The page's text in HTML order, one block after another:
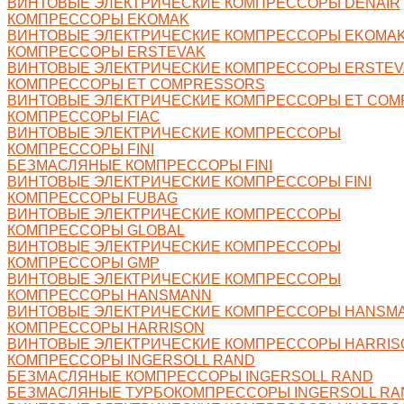
КОМПРЕССОРЫ EKOMAK
ВИНТОВЫЕ ЭЛЕКТРИЧЕСКИЕ КОМПРЕССОРЫ
КОМПРЕССОРЫ ERSTEVAK
ВИНТОВЫЕ ЭЛЕКТРИЧЕСКИЕ КОМПРЕССОРЫ
КОМПРЕССОРЫ ET COMPRESSORS
ВИНТОВЫЕ ЭЛЕКТРИЧЕСКИЕ КОМПРЕССОРЫ ET
КОМПРЕССОРЫ FIAC
ВИНТОВЫЕ ЭЛЕКТРИЧЕСКИЕ КОМПРЕССОРЫ
КОМПРЕССОРЫ FINI
БЕЗМАСЛЯНЫЕ КОМПРЕССОРЫ FINI
ВИНТОВЫЕ ЭЛЕКТРИЧЕСКИЕ КОМПРЕССОРЫ FINI
КОМПРЕССОРЫ FUBAG
ВИНТОВЫЕ ЭЛЕКТРИЧЕСКИЕ КОМПРЕССОРЫ
КОМПРЕССОРЫ GLOBAL
ВИНТОВЫЕ ЭЛЕКТРИЧЕСКИЕ КОМПРЕССОРЫ
КОМПРЕССОРЫ GMP
ВИНТОВЫЕ ЭЛЕКТРИЧЕСКИЕ КОМПРЕССОРЫ
КОМПРЕССОРЫ HANSMANN
ВИНТОВЫЕ ЭЛЕКТРИЧЕСКИЕ КОМПРЕССОРЫ
КОМПРЕССОРЫ HARRISON
ВИНТОВЫЕ ЭЛЕКТРИЧЕСКИЕ КОМПРЕССОРЫ
КОМПРЕССОРЫ INGERSOLL RAND
БЕЗМАСЛЯНЫЕ КОМПРЕССОРЫ INGERSOLL RAND
БЕЗМАСЛЯНЫЕ ТУРБОКОМПРЕССОРЫ INGERSOLL